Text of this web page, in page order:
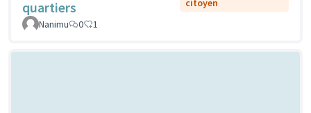
quartiers
citoyen
Nanimu
0 1